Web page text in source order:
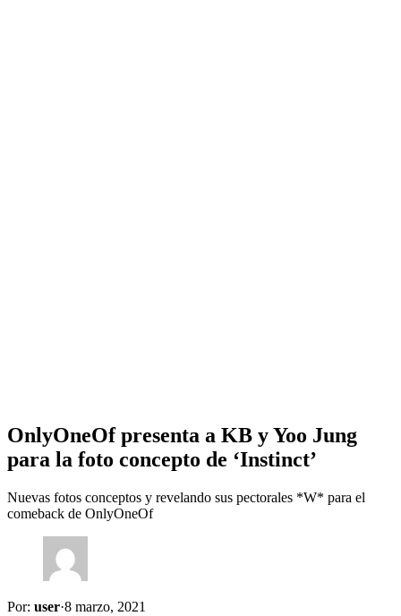
OnlyOneOf presenta a KB y Yoo Jung
para la foto concepto de ‘Instinct’
Nuevas fotos conceptos y revelando sus pectorales *W* para el
comeback de OnlyOneOf
Por: user·8 marzo, 2021